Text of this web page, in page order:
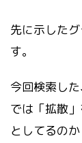
先に示した
す。
今回検索し
では「拡散
としてるの